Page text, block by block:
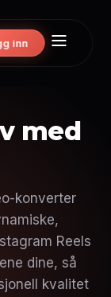
inn
med
konverter
Reels
dine, så
kvalitet